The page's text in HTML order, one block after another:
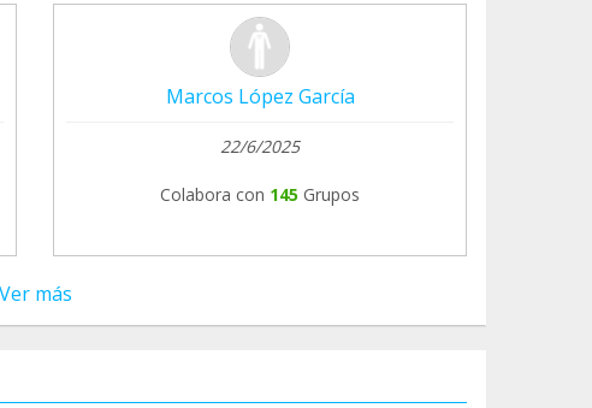
Marcos López García
22/6/2025
Colabora con 145 Grupos
Ver más